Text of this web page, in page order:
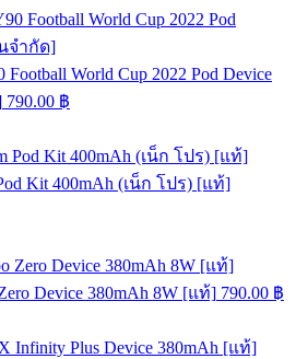
World Cup 2022 Pod Device
790.00 ฿
Kit 400mAh (เน็ก โปร) [แท้]
Device 380mAh 8W [แท้] 790.00 ฿